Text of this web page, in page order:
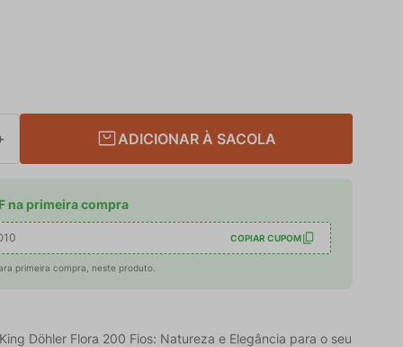
ADICIONAR À SACOLA
na primeira compra
COPIAR CUPOM
primeira compra, neste produto.
Döhler Flora 200 Fios: Natureza e Elegância para o seu